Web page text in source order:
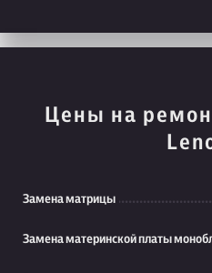
Цены на
Замена матрицы
Замена материнской платы